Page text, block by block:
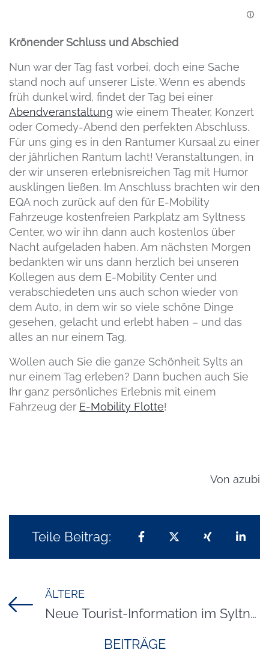
Krönender Schluss und Abschied
Nun war der Tag fast vorbei, doch eine Sache
stand noch auf unserer Liste. Wenn es abends
früh dunkel wird, findet der Tag bei einer
Abendveranstaltung wie einem Theater, Konzert
oder Comedy-Abend den perfekten Abschluss.
Für uns ging es in den Rantumer Kursaal zu einer
der jährlichen Rantum lacht! Veranstaltungen, in
der wir unseren erlebnisreichen Tag mit Humor
ausklingen ließen. Im Anschluss brachten wir den
EQA noch zurück auf den für E-Mobility
Fahrzeuge kostenfreien Parkplatz am Syltness
Center, wo wir ihn dann auch kostenlos über
Nacht aufgeladen haben. Am nächsten Morgen
bedankten wir uns dann herzlich bei unseren
Kollegen aus dem E-Mobility Center und
verabschiedeten uns auch schon wieder von
dem Auto, in dem wir so viele schöne Dinge
gesehen, gelacht und erlebt haben – und das
alles an nur einem Tag.
Wollen auch Sie die ganze Schönheit Sylts an
nur einem Tag erleben? Dann buchen auch Sie
Ihr ganz persönliches Erlebnis mit einem
Fahrzeug der E-Mobility Flotte!
Von azubi
Teile Beitrag: Teilen auf Facebook
Teilen auf X
Teilen auf
ÄLTERE
Titel für Beitrag
Neue Tourist-Information im Syltness Center
BEITRÄGE